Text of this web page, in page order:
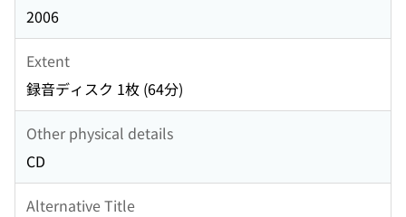
2006
Extent
録音ディスク 1枚 (64分)
Other physical details
CD
Alternative Title